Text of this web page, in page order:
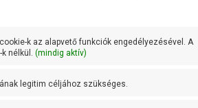
k az alapvető funkciók engedélyezésével. A
nélkül. (mindig aktív)
legitim céljához szükséges.